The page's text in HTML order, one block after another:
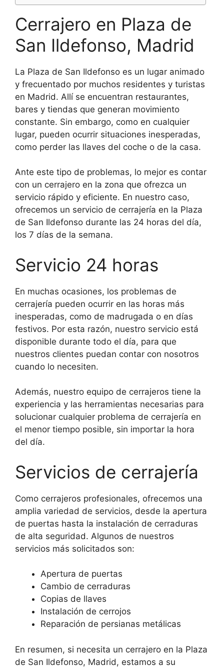
Cerrajero en Plaza de
San Ildefonso, Madrid
La Plaza de San Ildefonso es un lugar animado
y frecuentado por muchos residentes y turistas
en Madrid. Allí se encuentran restaurantes,
bares y tiendas que generan movimiento
constante. Sin embargo, como en cualquier
lugar, pueden ocurrir situaciones inesperadas,
como perder las llaves del coche o de la casa.
Ante este tipo de problemas, lo mejor es contar
con un cerrajero en la zona que ofrezca un
servicio rápido y eficiente. En nuestro caso,
ofrecemos un servicio de cerrajería en la Plaza
de San Ildefonso durante las 24 horas del día,
los 7 días de la semana.
Servicio 24 horas
En muchas ocasiones, los problemas de
cerrajería pueden ocurrir en las horas más
inesperadas, como de madrugada o en días
festivos. Por esta razón, nuestro servicio está
disponible durante todo el día, para que
nuestros clientes puedan contar con nosotros
cuando lo necesiten.
Además, nuestro equipo de cerrajeros tiene la
experiencia y las herramientas necesarias para
solucionar cualquier problema de cerrajería en
el menor tiempo posible, sin importar la hora
del día.
Servicios de cerrajería
Como cerrajeros profesionales, ofrecemos una
amplia variedad de servicios, desde la apertura
de puertas hasta la instalación de cerraduras
de alta seguridad. Algunos de nuestros
servicios más solicitados son:
Apertura de puertas
Cambio de cerraduras
Copias de llaves
Instalación de cerrojos
Reparación de persianas metálicas
En resumen, si necesita un cerrajero en la Plaza
de San Ildefonso, Madrid, estamos a su